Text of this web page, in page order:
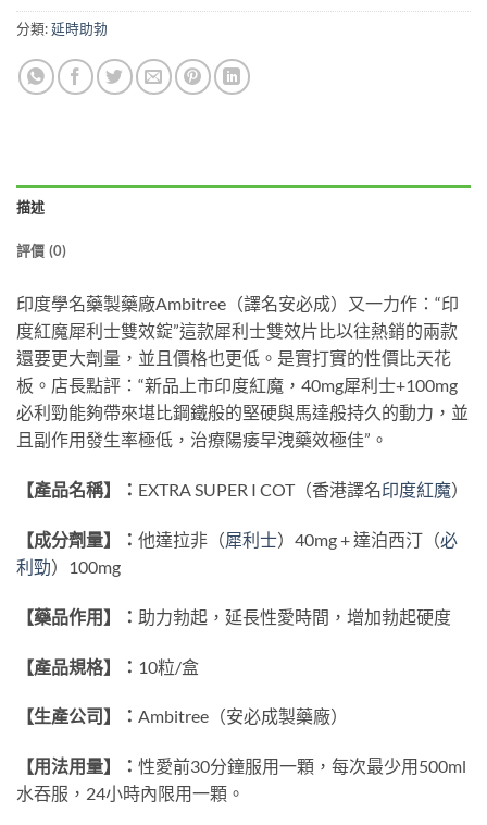
分類:延時助勃
描述
評價 (0)
印度學名藥製藥廠Ambitree（譯名安必成）又一力作：“印
度紅魔犀利士雙效錠”這款犀利士雙效片比以往熱銷的兩款
還要更大劑量，並且價格也更低。是實打實的性價比天花
板。店長點評：“新品上市印度紅魔，40mg犀利士+100mg
必利勁能夠帶來堪比鋼鐵般的堅硬與馬達般持久的動力，並
且副作用發生率極低，治療陽痿早洩藥效極佳”。
【產品名稱】： EXTRA SUPER I COT（香港譯名印度紅魔）
【成分劑量】： 他達拉非（犀利士）40mg + 達泊西汀（必
利勁）100mg
【藥品作用】： 助力勃起，延長性愛時間，增加勃起硬度
【產品規格】： 10粒/盒
【生產公司】： Ambitree（安必成製藥廠）
【用法用量】： 性愛前30分鐘服用一顆，每次最少用500ml
水吞服，24小時內限用一顆。